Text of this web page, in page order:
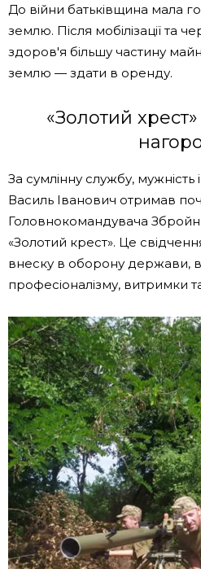
До війни батьківщина мала
землю. Після мобілізації та
здоров'я більшу частину
землю — здати в оренду.
«Золотий
За сумлінну службу, мужність і
Василь Іванович отримав
Головнокомандувача
«Золотий крест». Це
внеску в оборону держави,
професіоналізму, витримки